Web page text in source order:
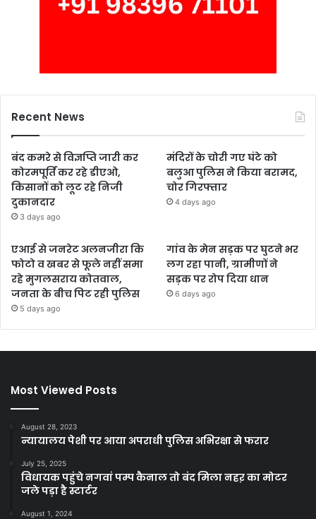
Recent News
बंद कमरे से विज्ञप्ति जारी कर
कोरमपूर्ति कर रहे डीएओ,
किसानों को लूट रहे निजी
दुकानदार
3 days ago
मंदिरों के चोरी गए घंटे को
बलुआ पुलिस ने किया बरामद,
चोर गिरफ्तार
4 days ago
एआई से जनरेट अलनजीरा कि
फोटो व खबर से फूले नहीं समा
रहे मुगलसराय कोतवाल,
जनता के बीच पिट रही पुलिस
5 days ago
गांव के मेन सड़क पर घुटने भर
लग रहा पानी, ग्रामीणों ने
सड़क पर रोप दिया धान
6 days ago
Most Viewed Posts
August 28, 2023
न्यायालय पेशी पर आया अपराधी पुलिस अभिरक्षा से फरार
July 25, 2025
विधायक पहुंचे नगवां पम्प कैनाल तो बंद मिला नहऱ का मोटर
जले पड़ा है स्टार्टर
August 1, 2024